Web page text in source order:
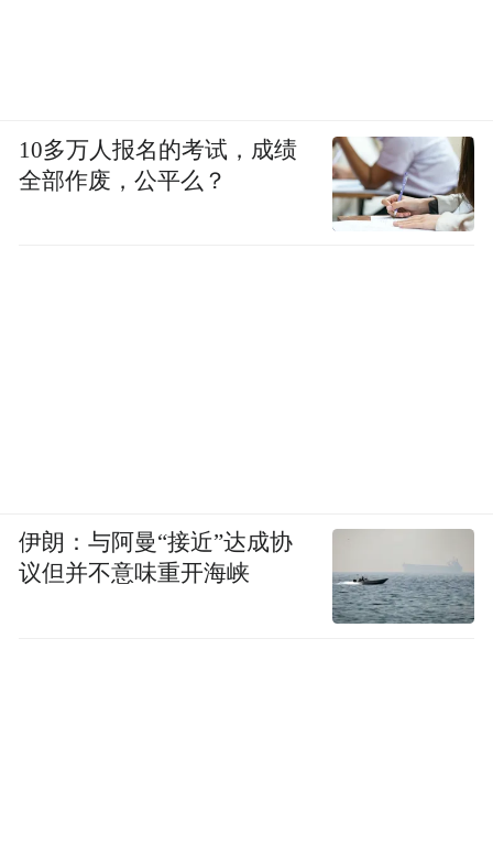
10多万人报名的考试，成绩
全部作废，公平么？
伊朗：与阿曼“接近”达成协
议但并不意味重开海峡